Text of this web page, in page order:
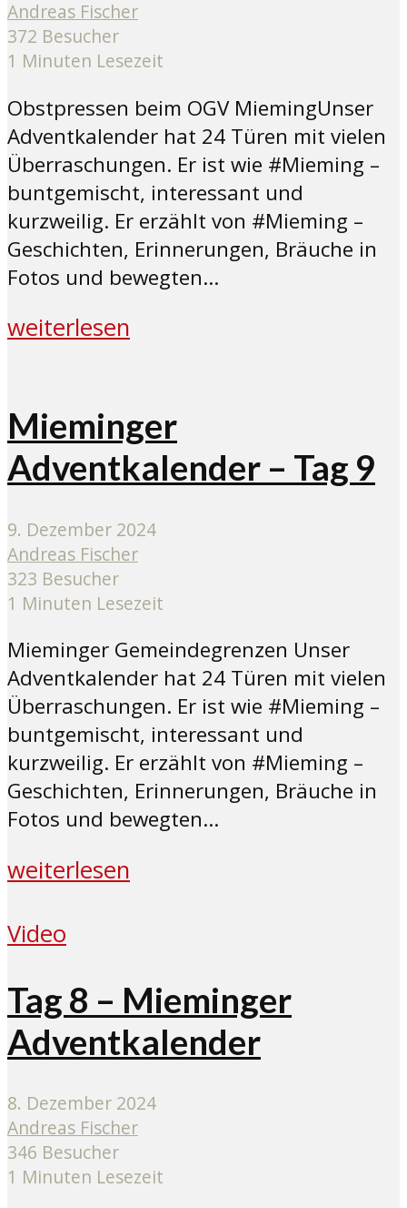
Andreas Fischer
372 Besucher
1 Minuten Lesezeit
Obstpressen beim OGV MiemingUnser
Adventkalender hat 24 Türen mit vielen
Überraschungen. Er ist wie #Mieming –
buntgemischt, interessant und
kurzweilig. Er erzählt von #Mieming –
Geschichten, Erinnerungen, Bräuche in
Fotos und bewegten...
weiterlesen
Mieminger
Adventkalender – Tag 9
9. Dezember 2024
Andreas Fischer
323 Besucher
1 Minuten Lesezeit
Mieminger Gemeindegrenzen Unser
Adventkalender hat 24 Türen mit vielen
Überraschungen. Er ist wie #Mieming –
buntgemischt, interessant und
kurzweilig. Er erzählt von #Mieming –
Geschichten, Erinnerungen, Bräuche in
Fotos und bewegten...
weiterlesen
Video
Tag 8 – Mieminger
Adventkalender
8. Dezember 2024
Andreas Fischer
346 Besucher
1 Minuten Lesezeit